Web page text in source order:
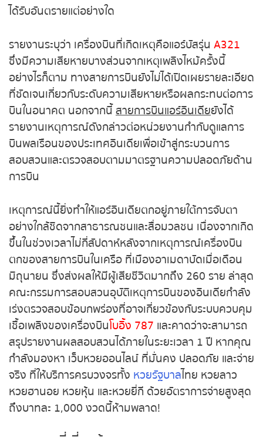
หวยหุ้นจีน บ่าย
หวยหุ้นไต้หวัน
หวยหุ้นสิงคโปร์
หวยหุ้นอิยิป
หวยหุ้นเยอรมัน
หวยหุ้นอังกฤษ
หวยหุ้นอินเดีย
หวยหุ้นดาวโจนส์
จากเครื่องบินที่สนามบินนิวเดลี โดยไม่มีใครได้รับบาด
รายงานระบุว่า เครื่องบินที่เกิดเหตุคือแอร์บัสรุ่นA321
ซึ่งมีความเสียหายบางส่วนจากเหตุเพลิงไหม้ครั้งนี้
อย่างไรก็ตาม ทางสายการบินยังไม่ได้เปิดเผยราย
ละเอียดที่ชัดเจนเกี่ยวกับระดับความเสียหายหรือผลกระ
ทบต่อการบินในอนาคต นอกจากนี้สายการบินแอร์
อินเดียยังได้รายงานเหตุการณ์ดังกล่าวต่อหน่วยงาน
กำกับดูแลการบินพลเรือนของประเทศอินเดียเพื่อเข้าสู่
กระบวนการสอบสวนและตรวจสอบตามมาตรฐานความ
เหตุการณ์นี้ยิ่งทำให้แอร์อินเดียตกอยู่ภายใต้การจับตา
อย่างใกล้ชิดจากสาธารณชนและสื่อมวลชน เนื่องจาก
เกิดขึ้นในช่วงเวลาไม่กี่สัปดาห์หลังจากเหตุการณ์เครื่อง
บินตกของสายการบินในเครือ ที่เมืองอาเมดาบัดเมื่อ
เดือนมิถุนายน ซึ่งส่งผลให้มีผู้เสียชีวิตมากถึง 260
ราย ล่าสุด คณะกรรมการสอบสวนอุบัติเหตุการบินของ
อินเดียกำลังเร่งตรวจสอบข้อบกพร่องที่อาจเกี่ยวข้อง
กับระบบควบคุมเชื้อเพลิงของเครื่องบินโบอิ้ง 787และ
คาดว่าจะสามารถสรุปรายงานผลสอบสวนได้ภายใน
ระยะเวลา 1 ปี หากคุณกำลังมองหา เว็บหวยออนไลน์ ที่
มั่นคง ปลอดภัย และจ่ายจริง ที่ให้บริการครบวงจรทั้ง
หวยรัฐบาลไทย หวยลาว หวยฮานอย หวยหุ้น และหวยยี่